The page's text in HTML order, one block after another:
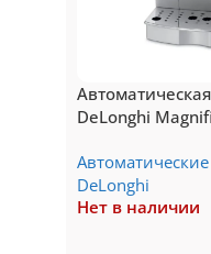
DeLonghi
DeLonghi
Нет в наличии